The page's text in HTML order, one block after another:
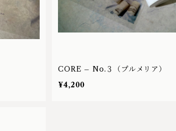
CORE – No.３（プルメリア）
¥4,200